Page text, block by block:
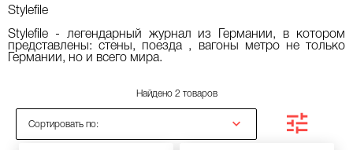
Stylefile
Stylefile - легендарный журнал из Германии, в котором
представлены: стены, поезда , вагоны метро не только
Германии, но и всего мира.
Найдено 2 товаров
Сортировать по: